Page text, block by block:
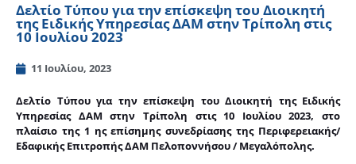
Δελτίο Τύπου για την επίσκεψη του Διοικητή
της Ειδικής Υπηρεσίας ΔΑΜ στην Τρίπολη στις
10 Ιουλίου 2023
11 Ιουλίου, 2023
Δελτίο Τύπου για την επίσκεψη του Διοικητή της Ειδικής
Υπηρεσίας ΔΑΜ στην Τρίπολη στις 10 Ιουλίου 2023, στο
πλαίσιο της 1 ης επίσημης συνεδρίασης της Περιφερειακής/
Εδαφικής Επιτροπής ΔΑΜ Πελοποννήσου / Μεγαλόπολης.